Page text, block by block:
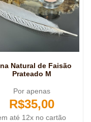
Natural de Faisão
Prateado M
Por apenas
R$35,00
até 12x no cartão